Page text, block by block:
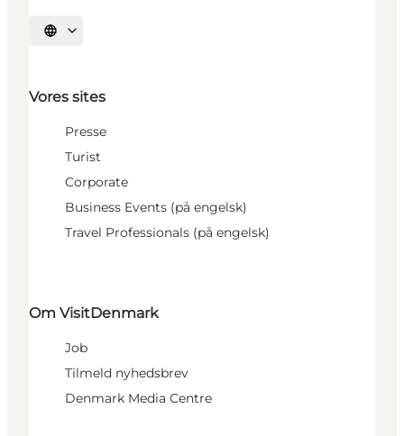
Vælg sprog
Vores sites
Presse
Turist
Corporate
Business Events (på engelsk)
Travel Professionals (på engelsk)
Om VisitDenmark
Job
Tilmeld nyhedsbrev
Denmark Media Centre